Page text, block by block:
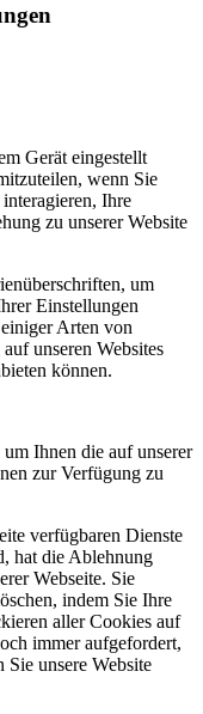
Gerät eingestellt
wenn Sie
Ihre
zu unserer Website
um
Einstellungen
Arten von
unseren Websites
können.
Ihnen die auf unserer
zur Verfügung zu
verfügbaren Dienste
hat die Ablehnung
Webseite. Sie
indem Sie Ihre
aller Cookies auf
immer aufgefordert,
unsere Website